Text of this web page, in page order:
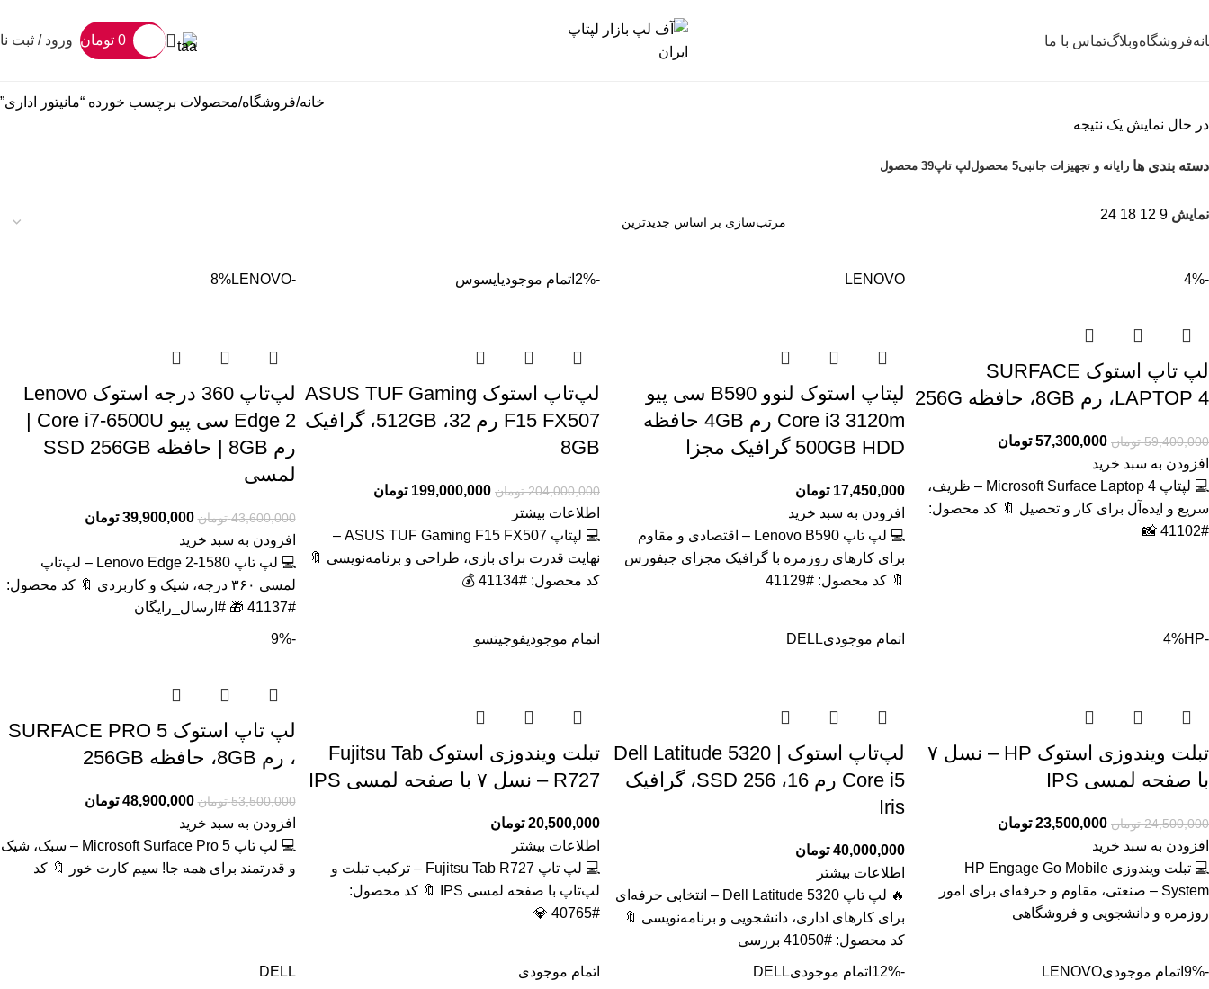
فروشگاهوبلاگتماس با ما 0 تومان ورود / ثبت
خانه فروشگاه محصولات برچسب خورده “مانیتور اداری”
در حال نمایش یک نتیجه
دسته بندی ها رایانه و تجهیزات جانبی5 محصول لپ تاپ39 محصول
نمایش 9
12
18
24
-4%
لپ تاپ استوک SURFACE
LAPTOP 4، رم 8GB، حافظه 256G
59,400,000 تومان 57,300,000 تومان
افزودن به سبد خرید
💻 لپتاپ Microsoft Surface Laptop 4 – ظریف،
سریع و ایده‌آل برای کار و تحصیل 🔖 کد محصول:
#41102 📸
LENOVO
لپتاپ استوک لنوو B590 سی پیو
Core i3 3120m رم 4GB حافظه
500GB HDD گرافیک مجزا
17,450,000 تومان
افزودن به سبد خرید
💻 لپ تاپ Lenovo B590 – اقتصادی و مقاوم
برای کارهای روزمره با گرافیک مجزای جیفورس
🔖 کد محصول: #41129
-2% اتمام موجودیایسوس
لپ‌تاپ استوک ASUS TUF Gaming
F15 FX507 رم 32، 512GB، گرافیک
8GB
204,000,000 تومان 199,000,000 تومان
اطلاعات بیشتر
💻 لپتاپ ASUS TUF Gaming F15 FX507 –
نهایت قدرت برای بازی، طراحی و برنامه‌نویسی 🔖
کد محصول: #41134 💰
-8%
LENOVO
لپ‌تاپ 360 درجه استوک Lenovo
Edge 2 سی پیو Core i7-6500U |
رم 8GB | حافظه SSD 256GB
لمسی
43,600,000 تومان 39,900,000 تومان
افزودن به سبد خرید
💻 لپ تاپ Lenovo Edge 2-1580 – لپ‌تاپ
لمسی ۳۶۰ درجه، شیک و کاربردی 🔖 کد محصول:
#41137 🎁 #ارسال_رایگان
-4%
HP
تبلت ویندوزی استوک HP – نسل ۷
با صفحه لمسی IPS
24,500,000 تومان 23,500,000 تومان
افزودن به سبد خرید
💻 تبلت ویندوزی HP Engage Go Mobile
System – صنعتی، مقاوم و حرفه‌ای برای امور
روزمره و دانشجویی و فروشگاهی
اتمام موجودیDELL
لپ‌تاپ استوک Dell Latitude 5320 |
Core i5 رم 16، SSD 256، گرافیک
Iris
40,000,000 تومان
اطلاعات بیشتر
🔥 لپ تاپ Dell Latitude 5320 – انتخابی حرفه‌ای
برای کارهای اداری، دانشجویی و برنامه‌نویسی 🔖
کد محصول: #41050 بررسی
اتمام موجودیفوجیتسو
تبلت ویندوزی استوک Fujitsu Tab
R727 – نسل ۷ با صفحه لمسی IPS
20,500,000 تومان
اطلاعات بیشتر
💻 لپ تاپ Fujitsu Tab R727 – ترکیب تبلت و
لپ‌تاپ با صفحه لمسی IPS 🔖 کد محصول:
#40765 💎
-9%
لپ تاپ استوک SURFACE PRO 5
، رم 8GB، حافظه 256GB
53,500,000 تومان 48,900,000 تومان
افزودن به سبد خرید
💻 لپ تاپ Microsoft Surface Pro 5 – سبک، شیک
و قدرتمند برای همه جا! سیم کارت خور 🔖 کد
-9% اتمام موجودیLENOVO
-12% اتمام موجودیDELL اتمام موجودی DELL